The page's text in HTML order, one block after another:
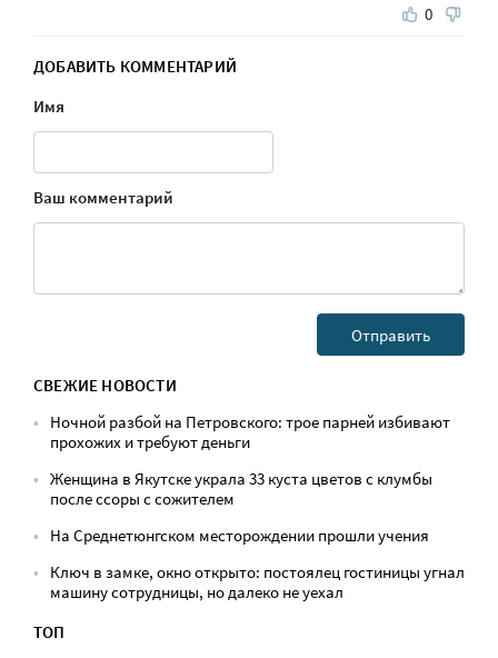
0
ДОБАВИТЬ КОММЕНТАРИЙ
Имя
Ваш комментарий
СВЕЖИЕ НОВОСТИ
Ночной разбой на Петровского: трое парней избивают
прохожих и требуют деньги
Женщина в Якутске украла 33 куста цветов с клумбы
после ссоры с сожителем
На Среднетюнгском месторождении прошли учения
Ключ в замке, окно открыто: постоялец гостиницы угнал
машину сотрудницы, но далеко не уехал
ТОП